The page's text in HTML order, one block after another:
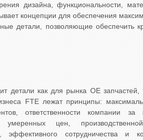
дизайна, функциональности,
концепции для обеспечения
детали, позволяющие обеспечить
детали как для рынка OE запчастей,
FTE лежат принципы:
ответственности компании за
умеренных цен,
эффективного сотрудничества и